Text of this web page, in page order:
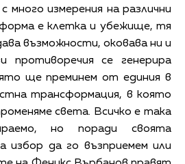
измерения на различни
е клетка и убежище, тя
възможности, оковава ни и
противоречия се генерира
ще преминем от единия в
трансформация, в която
света. Всичко е така
но поради своята
избор да го възприемем или